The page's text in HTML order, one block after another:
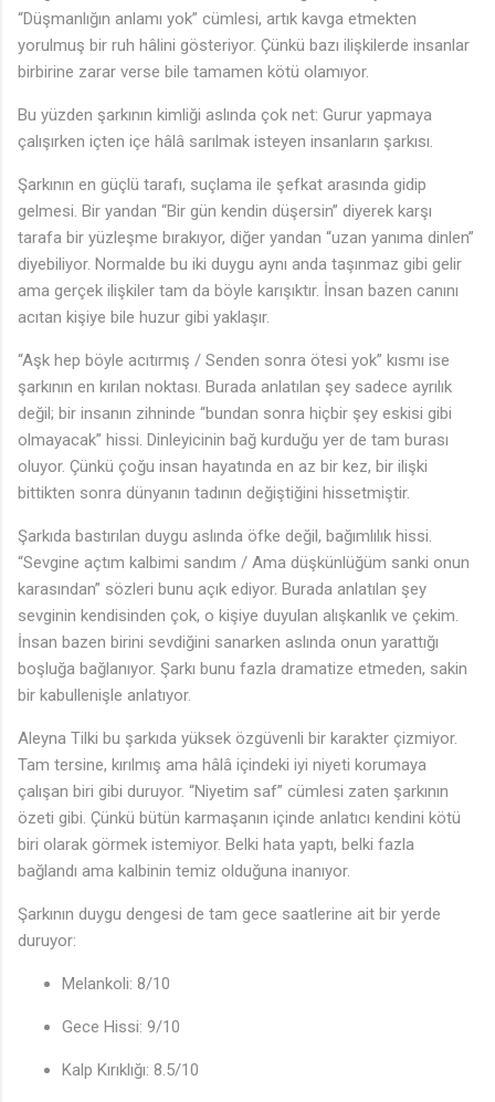
“Düşmanlığın anlamı yok” cümlesi, artık kavga etmekten
yorulmuş bir ruh hâlini gösteriyor. Çünkü bazı ilişkilerde insanlar
birbirine zarar verse bile tamamen kötü olamıyor.
Bu yüzden şarkının kimliği aslında çok net: Gurur yapmaya
çalışırken içten içe hâlâ sarılmak isteyen insanların şarkısı.
Şarkının en güçlü tarafı, suçlama ile şefkat arasında gidip
gelmesi. Bir yandan “Bir gün kendin düşersin” diyerek karşı
tarafa bir yüzleşme bırakıyor, diğer yandan “uzan yanıma dinlen”
diyebiliyor. Normalde bu iki duygu aynı anda taşınmaz gibi gelir
ama gerçek ilişkiler tam da böyle karışıktır. İnsan bazen canını
acıtan kişiye bile huzur gibi yaklaşır.
“Aşk hep böyle acıtırmış / Senden sonra ötesi yok” kısmı ise
şarkının en kırılan noktası. Burada anlatılan şey sadece ayrılık
değil; bir insanın zihninde “bundan sonra hiçbir şey eskisi gibi
olmayacak” hissi. Dinleyicinin bağ kurduğu yer de tam burası
oluyor. Çünkü çoğu insan hayatında en az bir kez, bir ilişki
bittikten sonra dünyanın tadının değiştiğini hissetmiştir.
Şarkıda bastırılan duygu aslında öfke değil, bağımlılık hissi.
“Sevgine açtım kalbimi sandım / Ama düşkünlüğüm sanki onun
karasından” sözleri bunu açık ediyor. Burada anlatılan şey
sevginin kendisinden çok, o kişiye duyulan alışkanlık ve çekim.
İnsan bazen birini sevdiğini sanarken aslında onun yarattığı
boşluğa bağlanıyor. Şarkı bunu fazla dramatize etmeden, sakin
bir kabullenişle anlatıyor.
Aleyna Tilki bu şarkıda yüksek özgüvenli bir karakter çizmiyor.
Tam tersine, kırılmış ama hâlâ içindeki iyi niyeti korumaya
çalışan biri gibi duruyor. “Niyetim saf” cümlesi zaten şarkının
özeti gibi. Çünkü bütün karmaşanın içinde anlatıcı kendini kötü
biri olarak görmek istemiyor. Belki hata yaptı, belki fazla
bağlandı ama kalbinin temiz olduğuna inanıyor.
Şarkının duygu dengesi de tam gece saatlerine ait bir yerde
duruyor:
Melankoli: 8/10
Gece Hissi: 9/10
Kalp Kırıklığı: 8.5/10